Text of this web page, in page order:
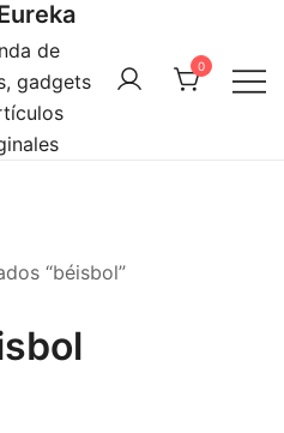
de
gadgets
0
“béisbol”